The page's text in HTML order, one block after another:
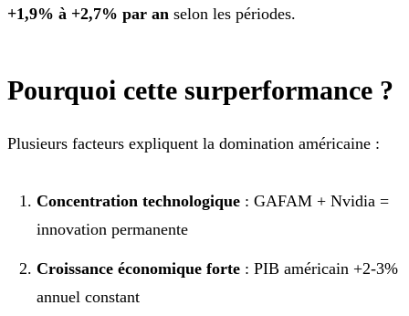
+1,9% à +2,7% par an selon les périodes.
Pourquoi cette surperformance ?
Plusieurs facteurs expliquent la domination américaine :
Concentration technologique : GAFAM + Nvidia =
innovation permanente
Croissance économique forte : PIB américain +2-3%
annuel constant